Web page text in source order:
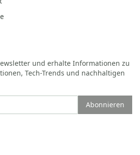
und erhalte Informationen zu
Tech-Trends und nachhaltigen
Abonnieren